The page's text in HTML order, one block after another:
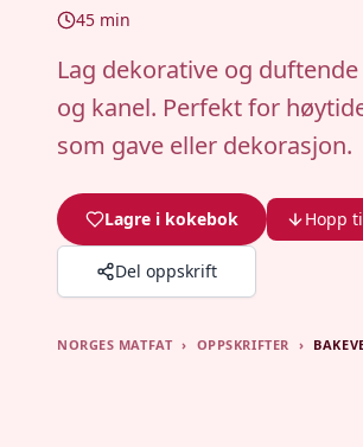
45 min
Lag dekorative og
og kanel. Perfekt for
som gave eller dekorasjon.
Lagre i kokebok Hopp
Del oppskrift
NORGES MATFAT › OPPSKRIFTER ›